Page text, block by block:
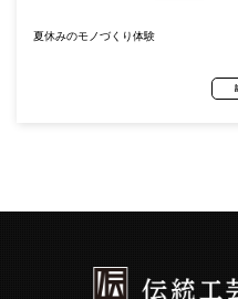
夏休みのモノづくり体験